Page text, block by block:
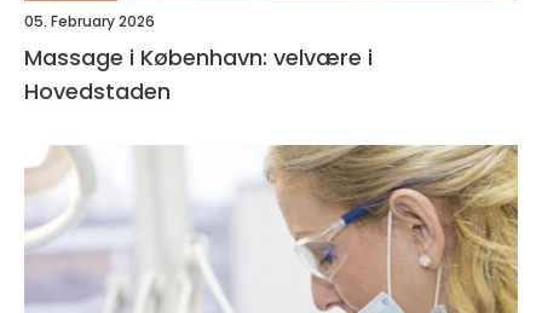
05. February 2026
Massage i København: velvære i
Hovedstaden